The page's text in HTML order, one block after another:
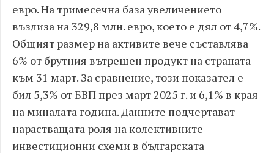
евро. На тримесечна база увеличението
възлиза на 329,8 млн. евро, което е дял от 4,7%.
Общият размер на активите вече съставлява
6% от брутния вътрешен продукт на страната
към 31 март. За сравнение, този показател е
бил 5,3% от БВП през март 2025 г. и 6,1% в края
на миналата година. Данните подчертават
нарастващата роля на колективните
инвестиционни схеми в българската